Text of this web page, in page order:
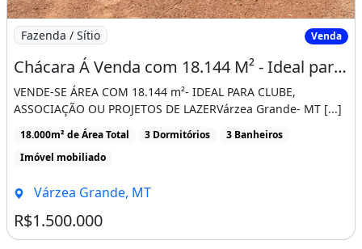
Imagem: Chácara Á Venda com 18.144 M² - Ideal
Fazenda / Sítio Venda
Chácara Á Venda com 18.144 M² - Ideal para Clube, Associação Ou Projetos de Laze
VENDE-SE ÁREA COM 18.144 m²- IDEAL PARA CLUBE,
ASSOCIAÇÃO OU PROJETOS DE LAZERVárzea Grande- MT [...]
18.000m² de Área Total 3 Dormitórios
3 Banheiros
Imóvel mobiliado
Várzea Grande, MT
R$1.500.000